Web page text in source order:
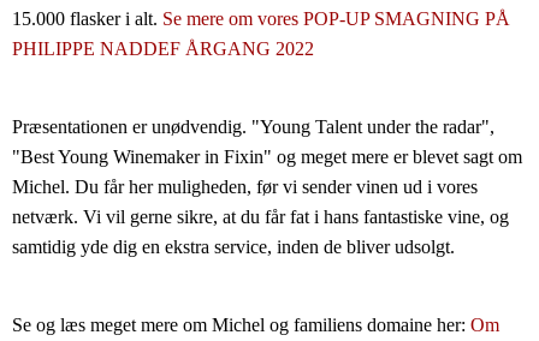
15.000 flasker i alt. Se mere om vores POP-UP SMAGNING PÅ
PHILIPPE NADDEF ÅRGANG 2022
Præsentationen er unødvendig. "Young Talent under the radar",
"Best Young Winemaker in Fixin" og meget mere er blevet sagt om
Michel. Du får her muligheden, før vi sender vinen ud i vores
netværk. Vi vil gerne sikre, at du får fat i hans fantastiske vine, og
samtidig yde dig en ekstra service, inden de bliver udsolgt.
Se og læs meget mere om Michel og familiens domaine her: Om